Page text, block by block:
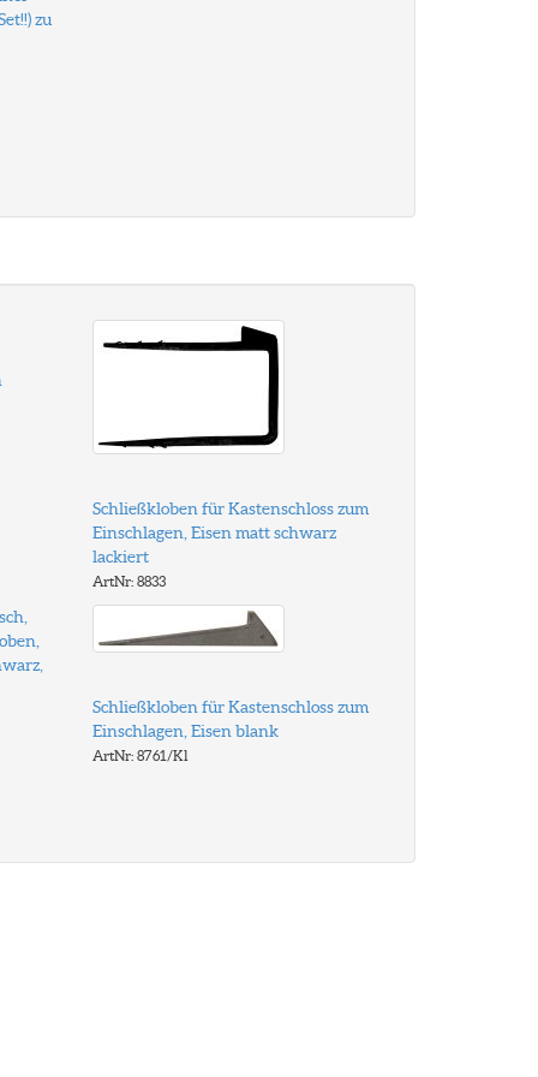
zu
Schließkloben für Kastenschloss zum
Einschlagen, Eisen matt schwarz
lackiert
ArtNr: 8833
Schließkloben für Kastenschloss zum
Einschlagen, Eisen blank
ArtNr: 8761/Kl